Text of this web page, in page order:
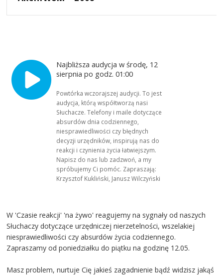
Najbliższa audycja w środę, 12
sierpnia po godz. 01:00
Powtórka wczorajszej audycji. To jest
audycja, którą współtworzą nasi
Słuchacze. Telefony i maile dotyczące
absurdów dnia codziennego,
niesprawiedliwości czy błędnych
decyzji urzędników, inspirują nas do
reakcji i czynienia życia łatwiejszym.
Napisz do nas lub zadzwoń, a my
spróbujemy Ci pomóc. Zapraszają:
Krzysztof Kukliński, Janusz Wilczyński
W 'Czasie reakcji' 'na żywo' reagujemy na sygnały od naszych
Słuchaczy dotyczące urzędniczej nierzetelności, wszelakiej
niesprawiedliwości czy absurdów życia codziennego.
Zapraszamy od poniedziałku do piątku na godzinę 12.05.
Masz problem, nurtuje Cię jakieś zagadnienie bądź widzisz jakąś